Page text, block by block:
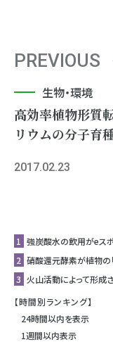
PREVIOUS
生物・環境
高効率植物形質
リウムの分子育
2017.02.23
1 強炭酸水の飲用がeス
2 硝酸還元酵素が植物の
3 ⽕⼭活動によって形成
【時間別ランキング】
24時間以内を表示
1週間以内表示